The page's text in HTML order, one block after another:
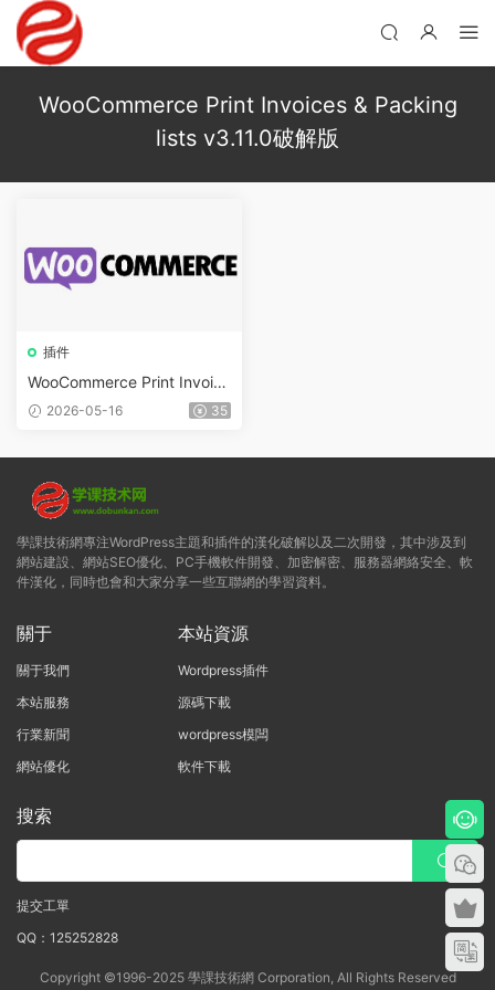
WooCommerce Print Invoices & Packing
lists v3.11.0破解版
插件
WooCommerce Print Invoice
s & Packing lists v3.15.0
2026-05-16 35
學課技術網專注WordPress主題和插件的漢化破解以及二次開發，其中涉及到
網站建設、網站SEO優化、PC手機軟件開發、加密解密、服務器網絡安全、軟
件漢化，同時也會和大家分享一些互聯網的學習資料。
關于
關于我們
本站服務
行業新聞
網站優化
本站資源
Wordpress插件
源碼下載
wordpress模闆
軟件下載
搜索
提交工單
QQ：125252828
Copyright ©1996-2025 學課技術網 Corporation, All Rights Reserved